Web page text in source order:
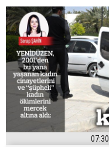
07:30